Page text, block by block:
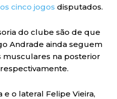
cinco jogos disputados.
do clube são de que
Andrade ainda seguem
na posterior
o lateral Felipe Vieira,